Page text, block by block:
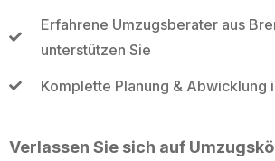
Erfahrene Umzugsberater aus
unterstützen Sie
Komplette Planung & Abwicklung
Verlassen Sie sich auf